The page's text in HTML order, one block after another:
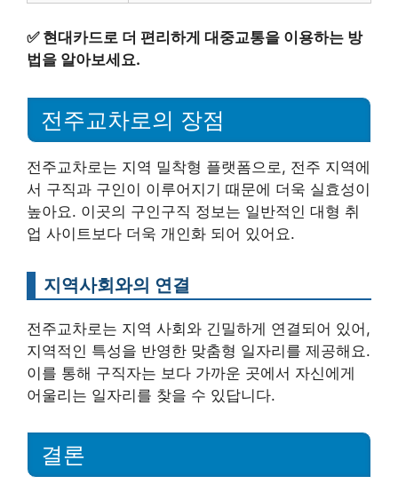
✅ 현대카드로 더 편리하게 대중교통을 이용하는 방
법을 알아보세요.
전주교차로의 장점
전주교차로는 지역 밀착형 플랫폼으로, 전주 지역에
서 구직과 구인이 이루어지기 때문에 더욱 실효성이
높아요. 이곳의 구인구직 정보는 일반적인 대형 취
업 사이트보다 더욱 개인화 되어 있어요.
지역사회와의 연결
전주교차로는 지역 사회와 긴밀하게 연결되어 있어,
지역적인 특성을 반영한 맞춤형 일자리를 제공해요.
이를 통해 구직자는 보다 가까운 곳에서 자신에게
어울리는 일자리를 찾을 수 있답니다.
결론